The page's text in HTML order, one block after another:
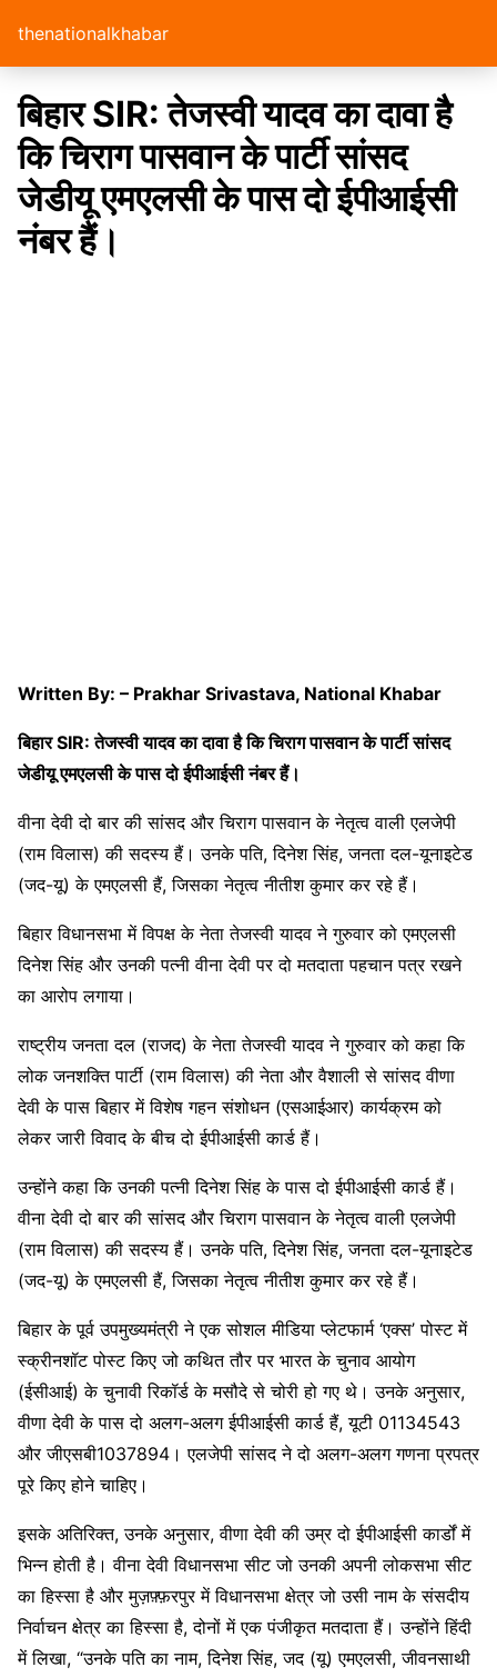
thenationalkhabar
बिहार SIR: तेजस्वी यादव का दावा है
कि चिराग पासवान के पार्टी सांसद
जेडीयू एमएलसी के पास दो ईपीआईसी
नंबर हैं।
Written By: – Prakhar Srivastava, National Khabar
बिहार SIR: तेजस्वी यादव का दावा है कि चिराग पासवान के पार्टी सांसद
जेडीयू एमएलसी के पास दो ईपीआईसी नंबर हैं।
वीना देवी दो बार की सांसद और चिराग पासवान के नेतृत्व वाली एलजेपी
(राम विलास) की सदस्य हैं। उनके पति, दिनेश सिंह, जनता दल-यूनाइटेड
(जद-यू) के एमएलसी हैं, जिसका नेतृत्व नीतीश कुमार कर रहे हैं।
बिहार विधानसभा में विपक्ष के नेता तेजस्वी यादव ने गुरुवार को एमएलसी
दिनेश सिंह और उनकी पत्नी वीना देवी पर दो मतदाता पहचान पत्र रखने
का आरोप लगाया।
राष्ट्रीय जनता दल (राजद) के नेता तेजस्वी यादव ने गुरुवार को कहा कि
लोक जनशक्ति पार्टी (राम विलास) की नेता और वैशाली से सांसद वीणा
देवी के पास बिहार में विशेष गहन संशोधन (एसआईआर) कार्यक्रम को
लेकर जारी विवाद के बीच दो ईपीआईसी कार्ड हैं।
उन्होंने कहा कि उनकी पत्नी दिनेश सिंह के पास दो ईपीआईसी कार्ड हैं।
वीना देवी दो बार की सांसद और चिराग पासवान के नेतृत्व वाली एलजेपी
(राम विलास) की सदस्य हैं। उनके पति, दिनेश सिंह, जनता दल-यूनाइटेड
(जद-यू) के एमएलसी हैं, जिसका नेतृत्व नीतीश कुमार कर रहे हैं।
बिहार के पूर्व उपमुख्यमंत्री ने एक सोशल मीडिया प्लेटफार्म ‘एक्स’ पोस्ट में
स्क्रीनशॉट पोस्ट किए जो कथित तौर पर भारत के चुनाव आयोग
(ईसीआई) के चुनावी रिकॉर्ड के मसौदे से चोरी हो गए थे। उनके अनुसार,
वीणा देवी के पास दो अलग-अलग ईपीआईसी कार्ड हैं, यूटी 01134543
और जीएसबी1037894। एलजेपी सांसद ने दो अलग-अलग गणना प्रपत्र
पूरे किए होने चाहिए।
इसके अतिरिक्त, उनके अनुसार, वीणा देवी की उम्र दो ईपीआईसी कार्डों में
भिन्न होती है। वीना देवी विधानसभा सीट जो उनकी अपनी लोकसभा सीट
का हिस्सा है और मुज़फ़्फ़रपुर में विधानसभा क्षेत्र जो उसी नाम के संसदीय
निर्वाचन क्षेत्र का हिस्सा है, दोनों में एक पंजीकृत मतदाता हैं। उन्होंने हिंदी
में लिखा, “उनके पति का नाम, दिनेश सिंह, जद (यू) एमएलसी, जीवनसाथी